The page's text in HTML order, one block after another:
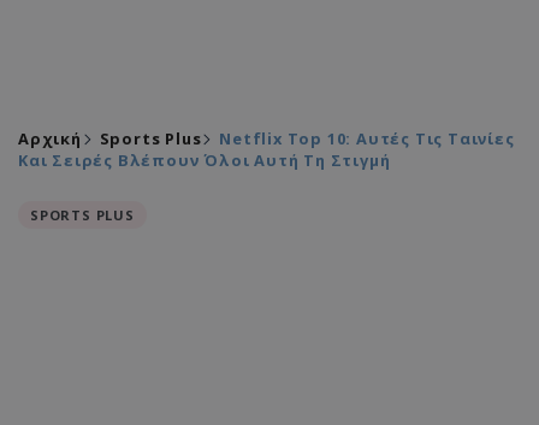
Αρχική Sports Plus
Netflix Top 10: Αυτές Τις Ταινίες
Και Σειρές Βλέπουν Όλοι Αυτή Τη Στιγμή
SPORTS PLUS